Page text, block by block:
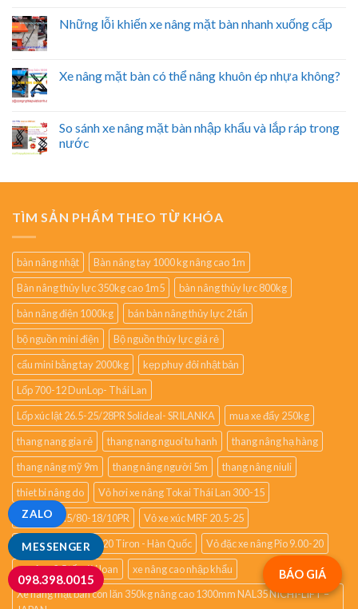
MESSENGER
ZALO
098.398.0015
Những lỗi khiến xe nâng mặt bàn nhanh xuống cấp
Xe nâng mặt bàn có thể nâng khuôn ép nhựa không?
So sánh xe nâng mặt bàn nhập khẩu và lắp ráp trong
nước
TÌM SẢN PHẨM THEO TỪ KHÓA
bàn nâng nhật
Bàn nâng tay 1000 kg nâng cao 1m
Bàn nâng thủy lực 350kg cao 1m5
bàn nâng thủy lực 800kg
bàn nâng điện 1000kg
bán bàn nâng thủy lực 2 tấn
bộ nguồn mini điện
Bộ nguồn thủy lực giá rẻ
cẩu mini bằng tay 2000kg
kẹp phuy đôi nhật bản
Lốp 700-12 DunLop- Thái Lan
Lốp xúc lật 26.5-25/28PR Solideal- SRILANKA
mua xe đẩy 250kg
thang nang gia rẻ
thang nang nguoi tu hanh
thang nâng hạ hàng
thang nâng mỹ 9m
thang nâng người 5m
thang nâng niuli
thiet bi nâng do
Vỏ hơi xe nâng Tokai Thái Lan 300-15
vỏ xe xúc 0.5/80-18/10PR
Vỏ xe xúc MRF 20.5-25
Vỏ xe Xúc Đào 900-20 Tiron - Hàn Quốc
Vỏ đặc xe nâng Pio 9.00-20
xe nâng 2.5 tấn đài loan
xe nâng cao nhập khẩu
Xe nâng mặt bàn con lăn 350kg nâng cao 1300mm NAL35 NICHI-LIFT –
BÁO GIÁ